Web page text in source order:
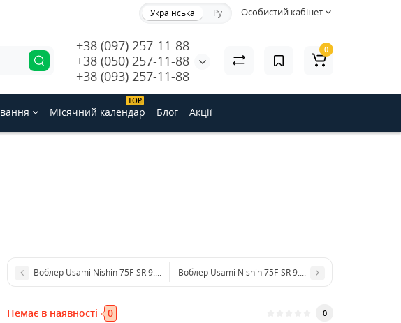
Особистий кабінет
Українська Ру
+38 (097) 257-11-88
+38 (050) 257-11-88
+38 (093) 257-11-88
0
ТОP
Місячний календар Блог Акції
Воблер Usami Nishin 75F-SR 9.5 g #106 (1.0 m)Воблер Usami Nishin 75F-SR 9.5 g #331 (1.0 m)
Немає в наявності 0 0